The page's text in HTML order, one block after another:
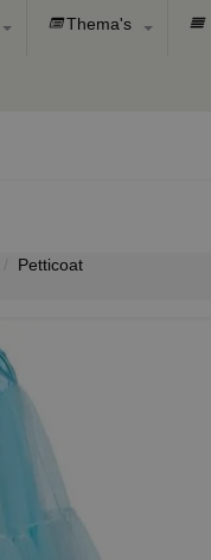
Thema's
Petticoat